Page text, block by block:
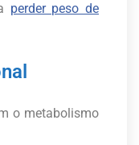
perder peso de
o metabolismo